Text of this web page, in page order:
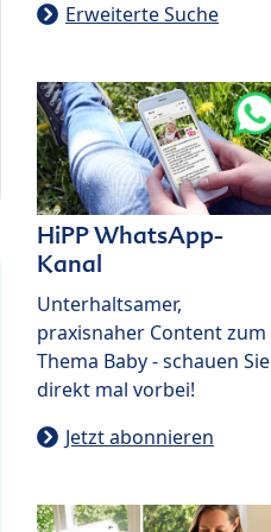
Erweiterte Suche
HiPP WhatsApp-
Kanal
Unterhaltsamer,
praxisnaher Content zum
Thema Baby - schauen Sie
direkt mal vorbei!
Jetzt abonnieren